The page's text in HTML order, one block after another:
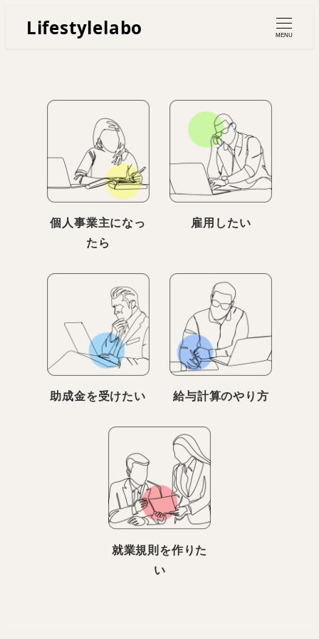
Lifestylelabo MENU
個人事業主になっ
たら
雇用したい
助成金を受けたい 給与計算のやり方
就業規則を作りた
い